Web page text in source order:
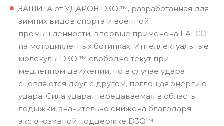
ЗАЩИТА от УДАРОВ D3O ™, разработанная для
зимних видов спорта и военной
промышленности, впервые применена FALCO
на мотоциклетных ботинках. Интеллектуальные
молекулы D3O ™ свободно текут при
медленном движении, но в случае удара
сцепляются друг с другом, поглощая энергию
удара. Сила удара, передаваемая в область
лодыжки, значительно снижена благодаря
эксклюзивной поддержке D3O™.